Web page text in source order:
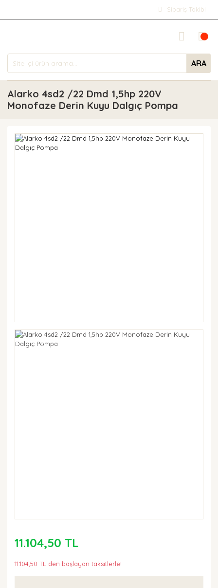
Sipariş Takibi
ARA
Alarko 4sd2 /22 Dmd 1,5hp 220V
Monofaze Derin Kuyu Dalgıç Pompa
11.104,50 TL
11.104,50 TL den başlayan taksitlerle!